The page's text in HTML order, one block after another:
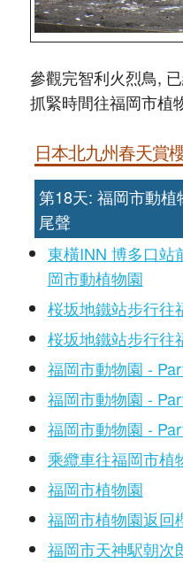
參觀完智利火烈鳥,
抓緊時間往福岡市植
日本北九州春天賞
第18天: 福岡市動
尾聲
東橫INN 博多口站
岡市動植物園
桜坂地鐵站步行往
桜坂地鐵站步行往
福岡市動物園 -
福岡市動物園 -
福岡市動物園 -
乘纜車往福岡市植
福岡市植物園
福岡市植物園返回
福岡市天神駅朝次